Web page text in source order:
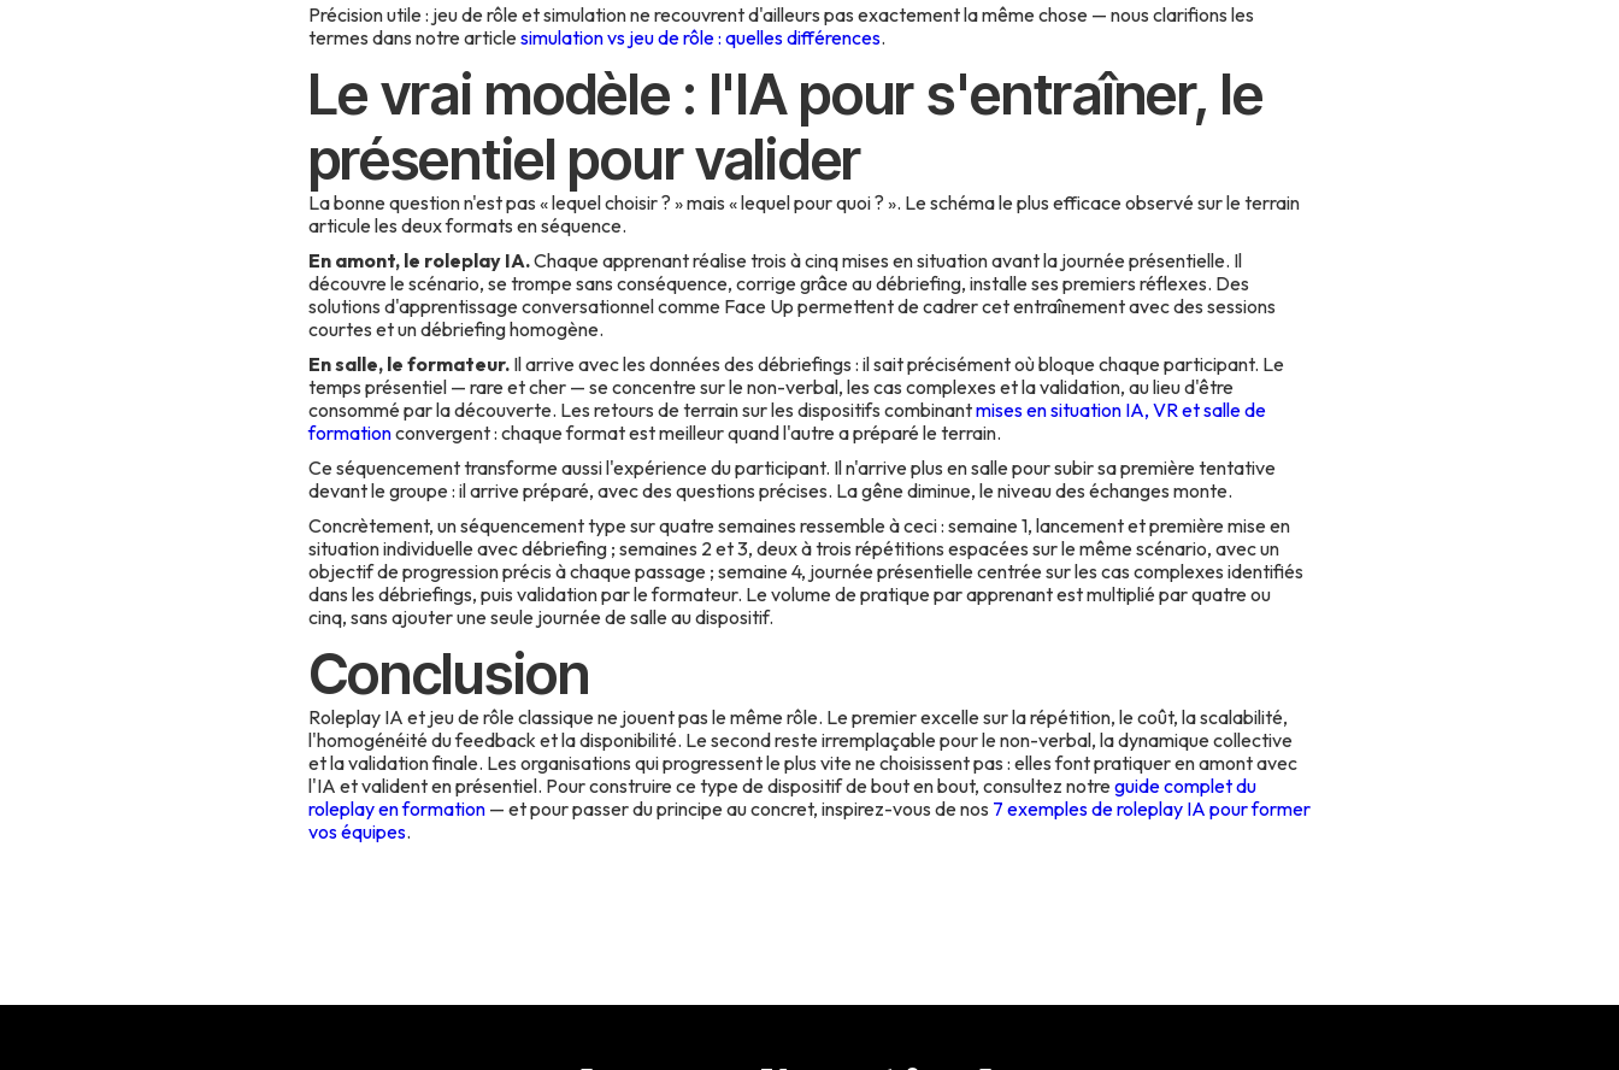
Précision utile : jeu de rôle et simulation ne recouvrent d'ailleurs pas exactement la même chose — nous clarifions les
termes dans notre articlesimulation vs jeu de rôle : quelles différences.
Le vrai modèle : l'IA pour s'entraîner, le
présentiel pour valider
La bonne question n'est pas « lequel choisir ? » mais « lequel pour quoi ? ». Le schéma le plus efficace observé sur le terrain
articule les deux formats en séquence.
En amont, le roleplay IA.Chaque apprenant réalise trois à cinq mises en situation avant la journée présentielle. Il
découvre le scénario, se trompe sans conséquence, corrige grâce au débriefing, installe ses premiers réflexes. Des
solutions d'apprentissage conversationnel comme Face Up permettent de cadrer cet entraînement avec des sessions
courtes et un débriefing homogène.
En salle, le formateur.Il arrive avec les données des débriefings : il sait précisément où bloque chaque participant. Le
temps présentiel — rare et cher — se concentre sur le non-verbal, les cas complexes et la validation, au lieu d'être
consommé par la découverte. Les retours de terrain sur les dispositifs combinantmises en situation IA, VR et salle de
formationconvergent : chaque format est meilleur quand l'autre a préparé le terrain.
Ce séquencement transforme aussi l'expérience du participant. Il n'arrive plus en salle pour subir sa première tentative
devant le groupe : il arrive préparé, avec des questions précises. La gêne diminue, le niveau des échanges monte.
Concrètement, un séquencement type sur quatre semaines ressemble à ceci : semaine 1, lancement et première mise en
situation individuelle avec débriefing ; semaines 2 et 3, deux à trois répétitions espacées sur le même scénario, avec un
objectif de progression précis à chaque passage ; semaine 4, journée présentielle centrée sur les cas complexes identifiés
dans les débriefings, puis validation par le formateur. Le volume de pratique par apprenant est multiplié par quatre ou
cinq, sans ajouter une seule journée de salle au dispositif.
Conclusion
Roleplay IA et jeu de rôle classique ne jouent pas le même rôle. Le premier excelle sur la répétition, le coût, la scalabilité,
l'homogénéité du feedback et la disponibilité. Le second reste irremplaçable pour le non-verbal, la dynamique collective
et la validation finale. Les organisations qui progressent le plus vite ne choisissent pas : elles font pratiquer en amont avec
l'IA et valident en présentiel. Pour construire ce type de dispositif de bout en bout, consultez notreguide complet du
roleplay en formation— et pour passer du principe au concret, inspirez-vous de nos 7 exemples de roleplay IA pour former
vos équipes.